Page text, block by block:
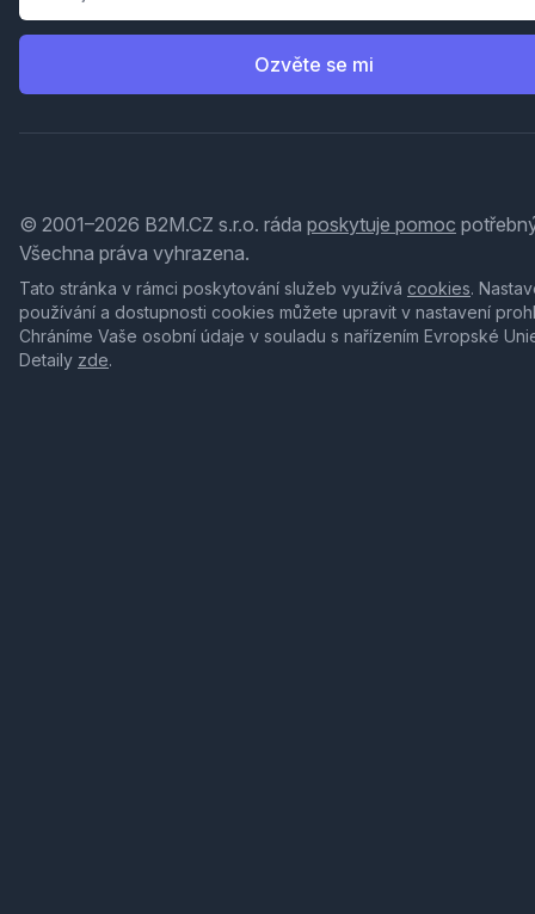
Ozvěte se mi
© 2001–2026 B2M.CZ s.r.o. ráda poskytuje pomoc
Všechna práva vyhrazena.
Tato stránka v rámci poskytování služeb využívá cookies.
používání a dostupnosti cookies můžete upravit v nastavení
Chráníme Vaše osobní údaje v souladu s nařízením Evropské
Detaily zde.